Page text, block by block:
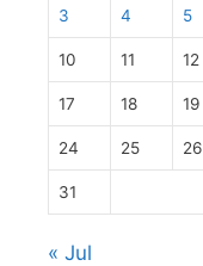
3 4 5
10 11 12
17 18 19
24 25 26
31
« Jul